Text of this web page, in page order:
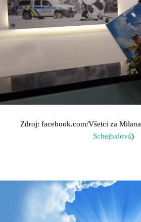
Zdroj: facebook.com/Všetci za Milana
Schejbalová)